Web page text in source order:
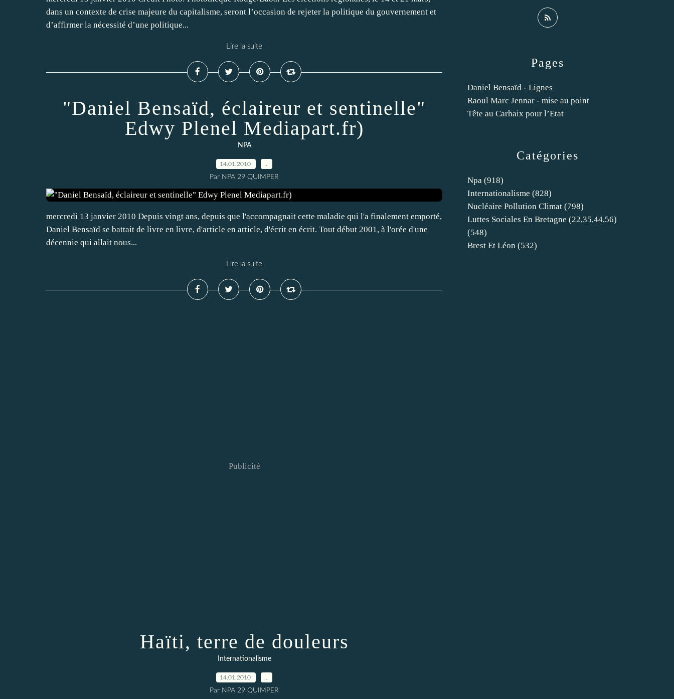
dans un contexte de crise majeure du capitalisme, seront l’occasion de rejeter la politique du gouvernement et
d’affirmer la nécessité d’une politique...
Lire la suite
"Daniel Bensaïd, éclaireur et sentinelle"
Edwy Plenel Mediapart.fr)
NPA
14.01.2010
Par NPA 29 QUIMPER
mercredi 13 janvier 2010 Depuis vingt ans, depuis que l'accompagnait cette maladie qui l'a finalement emporté,
Daniel Bensaïd se battait de livre en livre, d'article en article, d'écrit en écrit. Tout début 2001, à l'orée d'une
décennie qui allait nous...
Lire la suite
Publicité
Haïti, terre de douleurs
Internationalisme
14.01.2010
Par NPA 29 QUIMPER
Catégories
Npa (918)
Internationalisme (828)
Nucléaire Pollution Climat (798)
Luttes Sociales En Bretagne (22,35,44,56)
(548)
Brest Et Léon (532)
Pages
Daniel Bensaïd - Lignes
Raoul Marc Jennar - mise au point
Tête au Carhaix pour l’Etat